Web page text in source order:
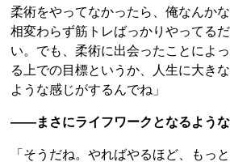
柔術をやってなかったら、俺なんか
相変わらず筋トレばっかりやってる
い。でも、柔術に出会ったことによ
る上での目標というか、人生に大き
ような感じがするんでね」
――まさにライフワークとなるような
「そうだね。やればやるほど、もっ